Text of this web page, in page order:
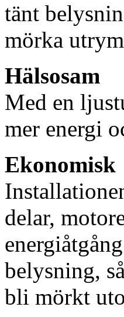
tänt
mörka
Hälsosam
Med en
mer energi
Ekonomisk
delar,
belysning,
bli mörkt